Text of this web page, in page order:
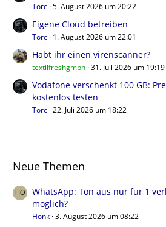
Torc 5. August 2026 um 20:22
Eigene Cloud betreiben
Torc 1. August 2026 um 22:01
Habt ihr einen virenscanner?
textilfreshgmbh 31. Juli 2026 um 19:19
Vodafone verschenkt 100 GB:
kostenlos testen
Torc 22. Juli 2026 um 18:22
Neue Themen
WhatsApp: Ton aus nur für 1
möglich?
Honk 3. August 2026 um 08:22